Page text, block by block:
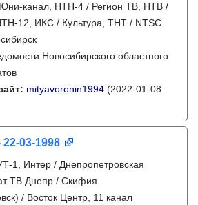
канал, НТН-4 / Регион ТВ, НТВ /
12, ИКС / Культура, ТНТ / NTSC
Новосибирского областного
mityavoronin1994 (2022-01-08
22-03-1998
1, Интер / Днепропетровская
ТВ Днепр / Скифия
/ Восток Центр, 11 канал